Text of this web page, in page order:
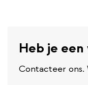
Heb je een
Contacteer ons.